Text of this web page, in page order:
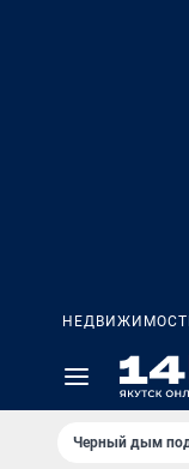
Черный дым